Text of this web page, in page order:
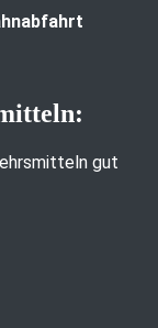
gut